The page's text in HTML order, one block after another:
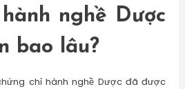
nghề Dược
bao lâu?
chỉ hành nghề Dược đã được